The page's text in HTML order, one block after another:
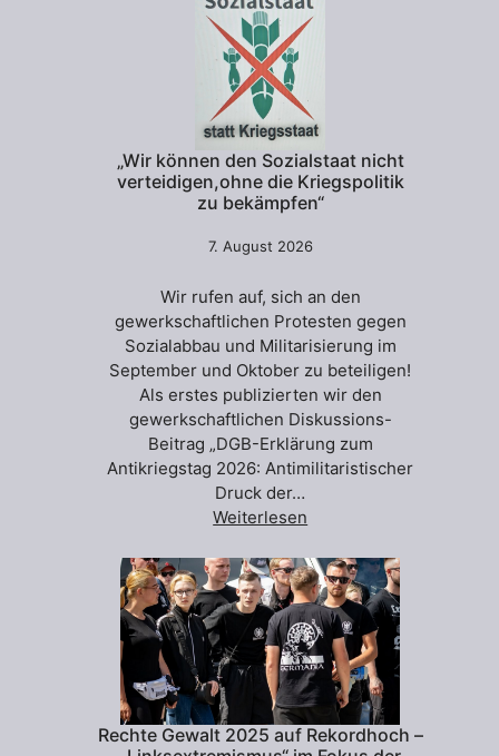
„Wir können den Sozialstaat nicht
verteidigen,ohne die Kriegspolitik
zu bekämpfen“
7. August 2026
Wir rufen auf, sich an den
gewerkschaftlichen Protesten gegen
Sozialabbau und Militarisierung im
September und Oktober zu beteiligen!
Als erstes publizierten wir den
gewerkschaftlichen Diskussions-
Beitrag „DGB-Erklärung zum
Antikriegstag 2026: Antimilitaristischer
Druck der…
Weiterlesen
Rechte Gewalt 2025 auf Rekordhoch –